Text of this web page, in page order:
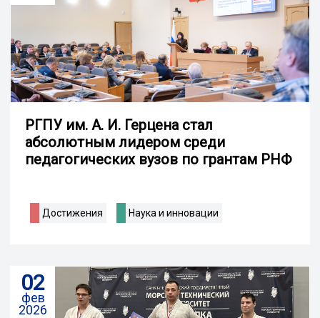
РГПУ им. А. И. Герцена стал
абсолютным лидером среди
педагогических вузов по грантам РНФ
Достижения Наука и инновации
02
фев
2026